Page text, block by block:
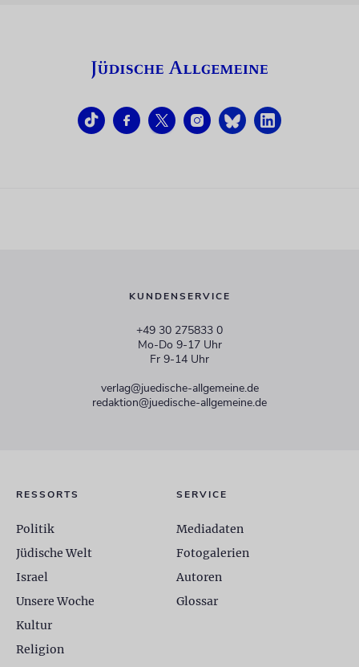
KUNDENSERVICE
+49 30 275833 0
Mo-Do 9-17 Uhr
Fr 9-14 Uhr
verlag@juedische-allgemeine.de
redaktion@juedische-allgemeine.de
RESSORTS
Politik
Jüdische Welt
Israel
Unsere Woche
Kultur
Religion
SERVICE
Mediadaten
Fotogalerien
Autoren
Glossar